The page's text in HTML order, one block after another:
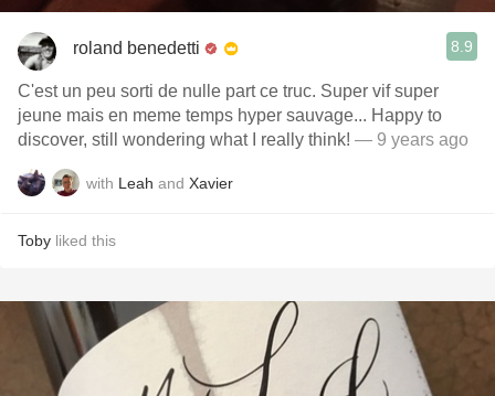
roland benedetti 8.9
C'est un peu sorti de nulle part ce truc. Super vif super
jeune mais en meme temps hyper sauvage... Happy to
discover, still wondering what I really think! — 9 years ago
with Leah and Xavier
Toby liked this